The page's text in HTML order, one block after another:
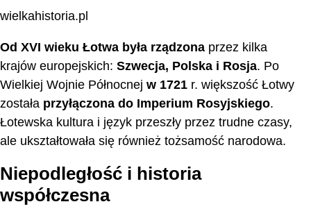
wielkahistoria.pl
Od XVI wieku Łotwa była rządzona przez kilka
krajów europejskich: Szwecja, Polska i Rosja. Po
Wielkiej Wojnie Północnej w 1721 r. większość Łotwy
została przyłączona do Imperium Rosyjskiego.
Łotewska kultura i język przeszły przez trudne czasy,
ale ukształtowała się również tożsamość narodowa.
Niepodległość i historia
współczesna